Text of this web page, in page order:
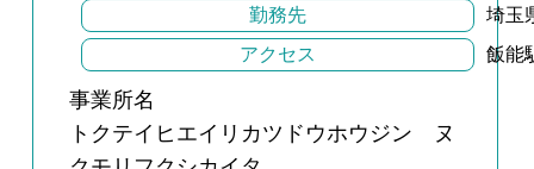
勤務先
埼玉
アクセス
飯能
事業所名
トクテイヒエイリカツドウホウジン ヌ